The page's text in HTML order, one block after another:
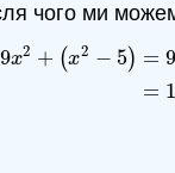
чого ми
9x2 + (x2 − 5) =
=
( 2 9x